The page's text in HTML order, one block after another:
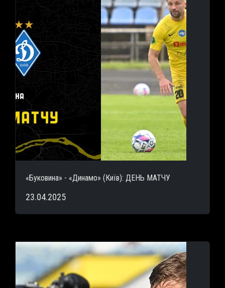
«Буковина» - «Динамо» (Київ): ДЕНЬ МАТЧУ
23.04.2025